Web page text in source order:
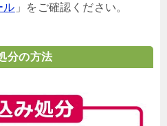
ル 」をご確認ください。
分の方法